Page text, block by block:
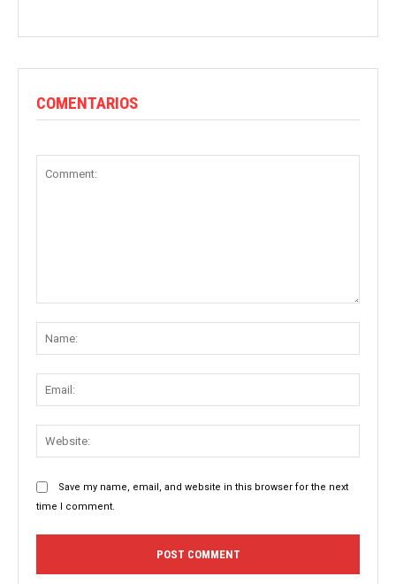
COMENTARIOS
Save my name, email, and website in this browser for the next
time I comment.